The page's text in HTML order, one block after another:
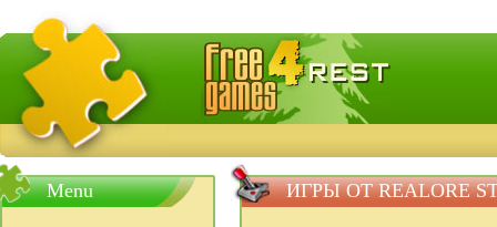
FreeGames4Rrest - Бесплатно скачать игры,
Menu ИГРЫ ОТ REALORE